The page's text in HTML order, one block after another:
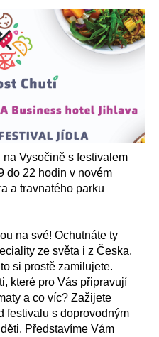
Vysočině s festivalem
do 22 hodin v novém
a travnatého parku
na své! Ochutnáte ty
ze světa i z Česka.
si prostě zamilujete.
které pro Vás připravují
a co víc? Zažijete
festivalu s doprovodným
Představíme Vám